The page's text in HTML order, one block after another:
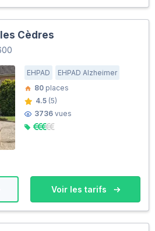
Cèdres
EHPAD
EHPAD Alzheimer
80 places
4.5 (5)
3736 vues
Voir les tarifs